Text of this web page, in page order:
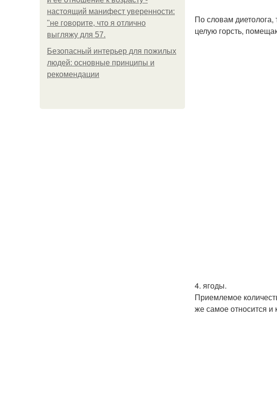
настоящий манифест уверенности:
"не говорите, что я отлично
выгляжу для 57.
Безопасный интерьер для пожилых
людей: основные принципы и
рекомендации
По словам
целую горсть,
4. ягоды.
Приемлемое
же самое относится и